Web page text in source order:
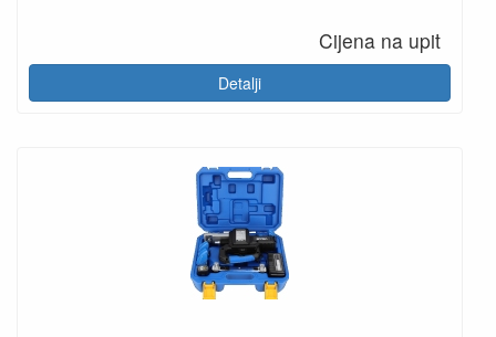
Cijena na upit
Detalji